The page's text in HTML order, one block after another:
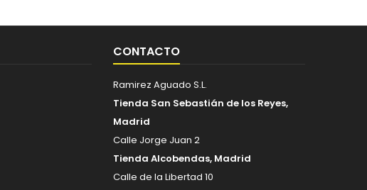
CONTACTO
Ramirez Aguado S.L.
Tienda San Sebastián de los Reyes,
Madrid
Calle Jorge Juan 2
Tienda Alcobendas, Madrid
Calle de la Libertad 10